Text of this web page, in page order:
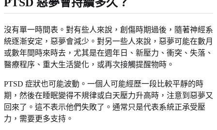
沒有單一時間表。對有些人來說，創傷時期過後，隨著神經系
統逐漸安定，惡夢會減少。對另一些人來說，惡夢可能在數月
或數年間時來時去，尤其是在週年日、新壓力、衝突、失落、
醫療程序、重大生活變化，或再次接觸提醒物時。
PTSD 症狀也可能波動。一個人可能經歷一段比較平靜的時
期，然後在睡眠變得不規律或白天壓力升高時，注意到惡夢又
回來了。這不表示他們失敗了。通常只是代表系統正承受壓
力，需要更多支持。